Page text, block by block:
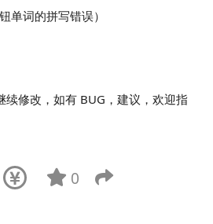
单词的拼写错误）
修改，如有 BUG，建议，欢迎指
0